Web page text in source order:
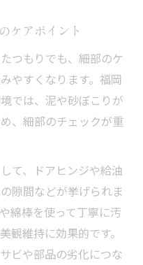
ケアポイント
つもりでも、細部のケ
やすくなります。福岡
では、泥や砂ぼこりが
、細部のチェックが重
て、ドアヒンジや給油
隙間などが挙げられま
綿棒を使って丁寧に汚
観維持に効果的です。
ビや部品の劣化につな